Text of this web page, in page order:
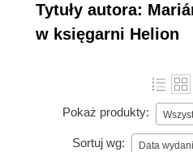
Tytuły autora:
w księgarni Helion
Pokaż produkty:
Sortuj wg: Data